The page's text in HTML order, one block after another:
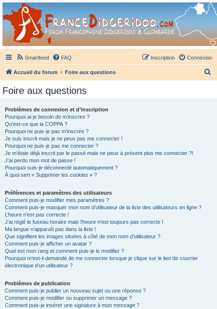
France Didgeridoo
Didgeridoo et Guimbarde sur France Didgeridoo - retrouvez la communauté.
Smartfeed FAQ Connexion
Inscription
Accueil du forum Foire aux questions
Foire aux questions
Problèmes de connexion et d’inscription
Pourquoi ai-je besoin de m’inscrire ?
Qu’est-ce que la COPPA ?
Pourquoi ne puis-je pas m’inscrire ?
Je suis inscrit mais je ne peux pas me connecter !
Pourquoi ne puis-je pas me connecter ?
Je m’étais déjà inscrit par le passé mais ne peux à présent plus me connecter ?!
J’ai perdu mon mot de passe !
Pourquoi suis-je déconnecté automatiquement ?
À quoi sert « Supprimer les cookies » ?
Préférences et paramètres des utilisateurs
Comment puis-je modifier mes paramètres ?
Comment puis-je masquer mon nom d’utilisateur de la liste des utilisateurs en ligne ?
L’heure n’est pas correcte !
J’ai réglé le fuseau horaire mais l’heure n’est toujours pas correcte !
Ma langue n’apparaît pas dans la liste !
Que signifient les images situées à côté de mon nom d’utilisateur ?
Comment puis-je afficher un avatar ?
Quel est mon rang et comment puis-je le modifier ?
Pourquoi m’est-il demandé de me connecter lorsque je clique sur le lien de courrier
électronique d’un utilisateur ?
Problèmes de publication
Comment puis-je publier un nouveau sujet ou une réponse ?
Comment puis-je modifier ou supprimer un message ?
Comment puis-je insérer une signature à mon message ?